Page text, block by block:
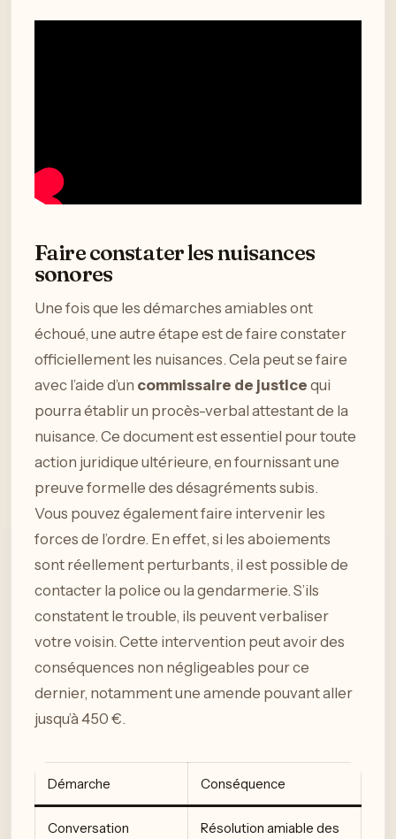
Faire constater les nuisances
sonores
Une fois que les démarches amiables ont
échoué, une autre étape est de faire constater
officiellement les nuisances. Cela peut se faire
avec l’aide d’un commissaire de justice qui
pourra établir un procès-verbal attestant de la
nuisance. Ce document est essentiel pour toute
action juridique ultérieure, en fournissant une
preuve formelle des désagréments subis.
Vous pouvez également faire intervenir les
forces de l’ordre. En effet, si les aboiements
sont réellement perturbants, il est possible de
contacter la police ou la gendarmerie. S’ils
constatent le trouble, ils peuvent verbaliser
votre voisin. Cette intervention peut avoir des
conséquences non négligeables pour ce
dernier, notamment une amende pouvant aller
jusqu’à 450 €.
Démarche Conséquence
Conversation
Résolution amiable des